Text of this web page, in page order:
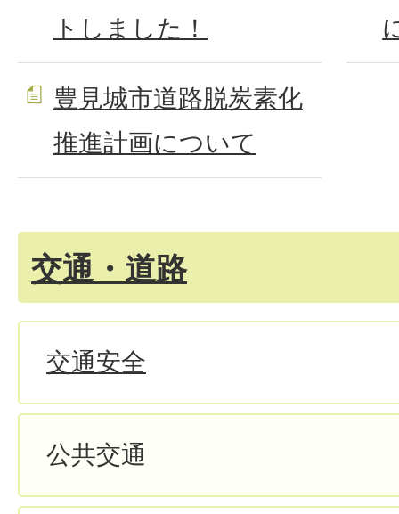
トしました！
豊見城市道路脱炭素化
推進計画について
交通・道路
交通安全
公共交通